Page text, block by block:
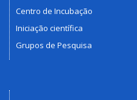
Centro de Incubação
Iniciação científica
Grupos de Pesquisa